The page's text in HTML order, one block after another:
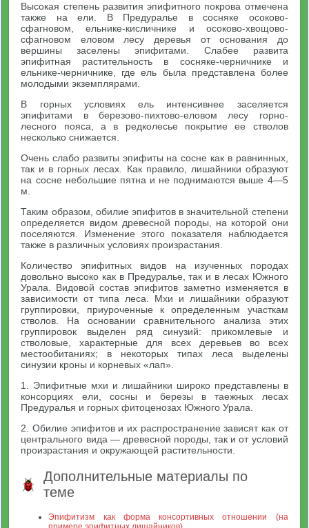
Высокая степень развития эпифитного покрова отмечена
также на ели. В Предуралье в сосняке осоково-
сфагновом, ельнике-кисличнике и осоково-хвощово-
сфагновом еловом лесу деревья от основания до
вершины заселены эпифитами. Слабее развита
эпифитная растительность в сосняке-черничнике и
ельнике-черничнике, где ель была представлена более
молодыми экземплярами.
В горных условиях ель интенсивнее заселяется
эпифитами в березово-пихтово-еловом лесу горно-
лесного пояса, а в редколесье покрытие ее стволов
несколько снижается.
Очень слабо развиты эпифиты на сосне как в равнинных,
так и в горных лесах. Как правило, лишайники образуют
на сосне небольшие пятна и не поднимаются выше 4—5
м.
Таким образом, обилие эпифитов в значительной степени
определяется видом древесной породы, на которой они
поселяются. Изменение этого показателя наблюдается
также в различных условиях произрастания.
Количество эпифитных видов на изученных породах
довольно высоко как в Предуралье, так и в лесах Южного
Урала. Видовой состав эпифитов заметно изменяется в
зависимости от типа леса. Мхи и лишайники образуют
группировки, приуроченные к определенным участкам
стволов. На основании сравнительного анализа этих
группировок выделен ряд синузий: прикомлевые и
стволовые, характерные для всех деревьев во всех
местообитаниях; в некоторых типах леса выделены
синузии кроны и корневых «лап».
1. Эпифитные мхи и лишайники широко представлены в
консорциях ели, сосны и березы в таежных лесах
Предуралья и горных фитоценозах Южного Урала.
2. Обилие эпифитов и их распространение зависят как от
центрального вида — древесной породы, так и от условий
произрастания и окружающей растительности.
Дополнительные материалы по
теме
Эпифитизм как форма консортивных отношении (на